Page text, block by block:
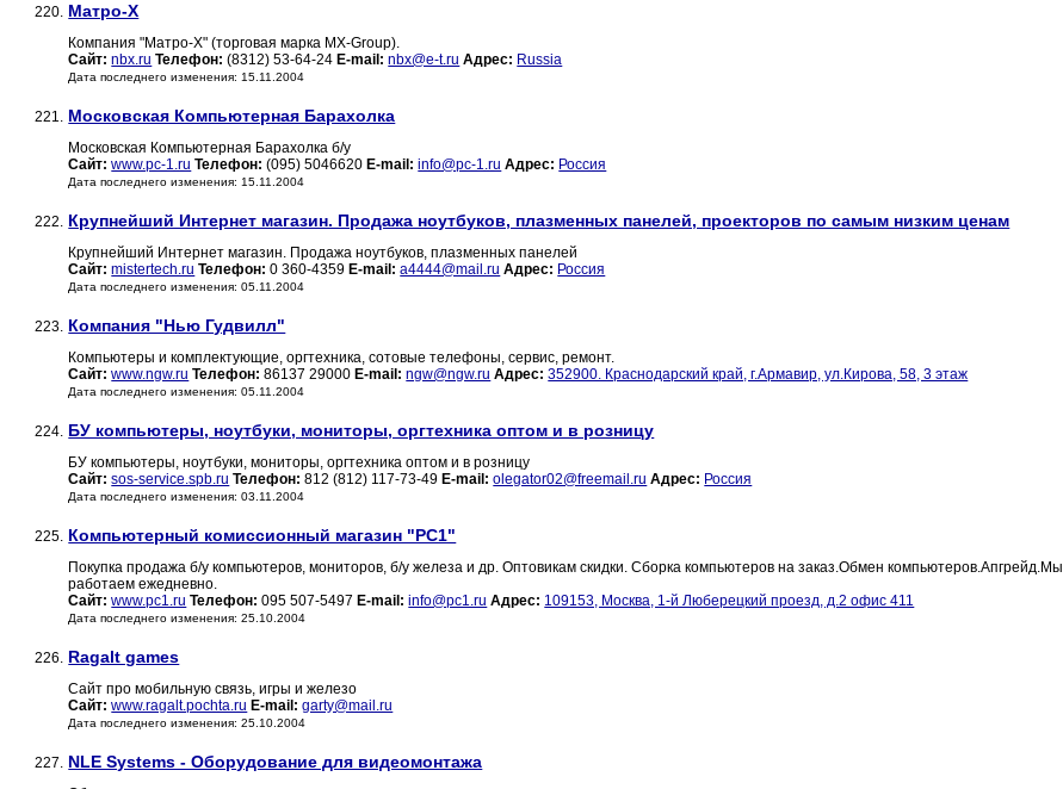
220. Матро-Х
Компания "Матро-Х" (торговая марка MX-Group).
Сайт: nbx.ru Телефон: (8312) 53-64-24 E-mail: nbx@e-t.ru Адрес: Russia
Дата последнего изменения: 15.11.2004
221. Московская Компьютерная Барахолка
Московская Компьютерная Барахолка б/у
Сайт: www.pc-1.ru Телефон: (095) 5046620 E-mail: info@pc-1.ru Адрес: Россия
Дата последнего изменения: 15.11.2004
222. Крупнейший Интернет магазин. Продажа ноутбуков, плазменных панелей, проекторов по самым низким ценам
Крупнейший Интернет магазин. Продажа ноутбуков, плазменных панелей
Сайт: mistertech.ru Телефон: 0 360-4359 E-mail: a4444@mail.ru Адрес: Россия
Дата последнего изменения: 05.11.2004
223. Компания "Нью Гудвилл"
Компьютеры и комплектующие, оргтехника, сотовые телефоны, сервис, ремонт.
Сайт: www.ngw.ru Телефон: 86137 29000 E-mail: ngw@ngw.ru Адрес: 352900. Краснодарский край, г.Армавир, ул.Кирова, 58, 3 этаж
Дата последнего изменения: 05.11.2004
224. БУ компьютеры, ноутбуки, мониторы, оргтехника оптом и в розницу
БУ компьютеры, ноутбуки, мониторы, оргтехника оптом и в розницу
Сайт: sos-service.spb.ru Телефон: 812 (812) 117-73-49 E-mail: olegator02@freemail.ru Адрес: Россия
Дата последнего изменения: 03.11.2004
225. Компьютерный комиссионный магазин "PC1"
Покупка продажа б/у компьютеров, мониторов, б/у железа и др. Оптовикам скидки. Сборка компьютеров на заказ.Обмен компьютеров.Апгрейд.Мы
работаем ежедневно.
Сайт: www.pc1.ru Телефон: 095 507-5497 E-mail: info@pc1.ru Адрес: 109153, Москва, 1-й Люберецкий проезд, д.2 офис 411
Дата последнего изменения: 25.10.2004
226. Ragalt games
Сайт про мобильную связь, игры и железо
Сайт: www.ragalt.pochta.ru E-mail: garty@mail.ru
Дата последнего изменения: 25.10.2004
227. NLE Systems - Оборудование для видеомонтажа